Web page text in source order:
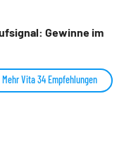
Gewinne im
Mehr Vita 34 Empfehlungen